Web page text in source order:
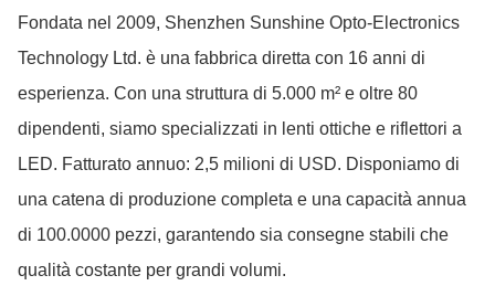
Fondata nel 2009, Shenzhen Sunshine Opto-Electronics
Technology Ltd. è una fabbrica diretta con 16 anni di
esperienza. Con una struttura di 5.000 m² e oltre 80
dipendenti, siamo specializzati in lenti ottiche e riflettori a
LED. Fatturato annuo: 2,5 milioni di USD. Disponiamo di
una catena di produzione completa e una capacità annua
di 100.0000 pezzi, garantendo sia consegne stabili che
qualità costante per grandi volumi.